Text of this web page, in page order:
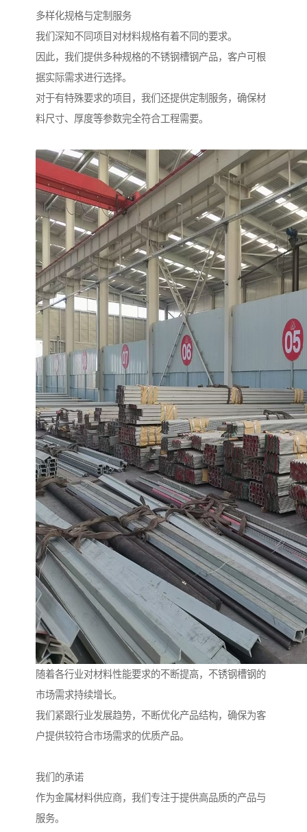
多样化规格与定制服务
我们深知不同项目对材料规格有着不同的要求。
因此，我们提供多种规格的不锈钢槽钢产品，客户可根
据实际需求进行选择。
对于有特殊要求的项目，我们还提供定制服务，确保材
料尺寸、厚度等参数完全符合工程需要。
随着各行业对材料性能要求的不断提高，不锈钢槽钢的
市场需求持续增长。
我们紧跟行业发展趋势，不断优化产品结构，确保为客
户提供较符合市场需求的优质产品。
我们的承诺
作为金属材料供应商，我们专注于提供高品质的产品与
服务。